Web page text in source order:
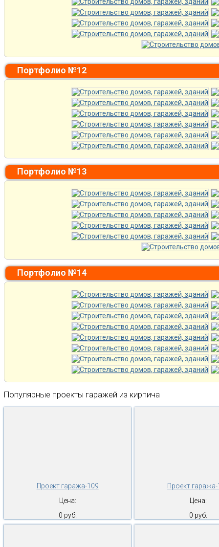
Портфолио №12
Портфолио №13
Портфолио №14
Популярные проекты гаражей из кирпича
Проект гаража-109
Цена:
0 руб.
Проект
Цена:
0 руб.